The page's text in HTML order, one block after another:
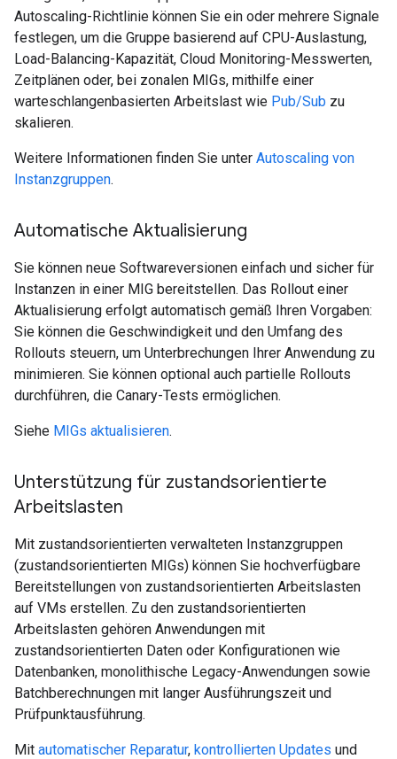
Autoscaling-Richtlinie können Sie ein oder mehrere Signale
festlegen, um die Gruppe basierend auf CPU-Auslastung,
Load-Balancing-Kapazität, Cloud Monitoring-Messwerten,
Zeitplänen oder, bei zonalen MIGs, mithilfe einer
warteschlangenbasierten Arbeitslast wie Pub/Sub zu
skalieren.
Weitere Informationen finden Sie unter Autoscaling von
Instanzgruppen.
Automatische Aktualisierung
Sie können neue Softwareversionen einfach und sicher für
Instanzen in einer MIG bereitstellen. Das Rollout einer
Aktualisierung erfolgt automatisch gemäß Ihren Vorgaben:
Sie können die Geschwindigkeit und den Umfang des
Rollouts steuern, um Unterbrechungen Ihrer Anwendung zu
minimieren. Sie können optional auch partielle Rollouts
durchführen, die Canary-Tests ermöglichen.
Siehe MIGs aktualisieren.
Unterstützung für zustandsorientierte
Arbeitslasten
Mit zustandsorientierten verwalteten Instanzgruppen
(zustandsorientierten MIGs) können Sie hochverfügbare
Bereitstellungen von zustandsorientierten Arbeitslasten
auf VMs erstellen. Zu den zustandsorientierten
Arbeitslasten gehören Anwendungen mit
zustandsorientierten Daten oder Konfigurationen wie
Datenbanken, monolithische Legacy-Anwendungen sowie
Batchberechnungen mit langer Ausführungszeit und
Prüfpunktausführung.
Mit automatischer Reparatur, kontrollierten Updates und